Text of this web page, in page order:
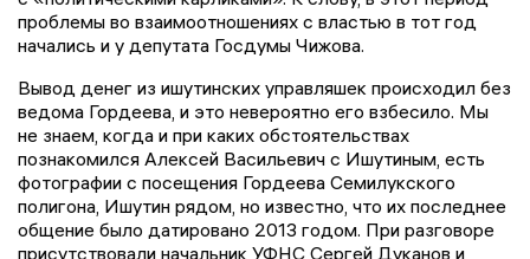
проблемы во взаимоотношениях с властью в тот год
начались и у депутата Госдумы Чижова.
Вывод денег из ишутинских управляшек происходил без
ведома Гордеева, и это невероятно его взбесило. Мы
не знаем, когда и при каких обстоятельствах
познакомился Алексей Васильевич с Ишутиным, есть
фотографии с посещения Гордеева Семилукского
полигона, Ишутин рядом, но известно, что их последнее
общение было датировано 2013 годом. При разговоре
присутствовали начальник УФНС Сергей Дуканов и